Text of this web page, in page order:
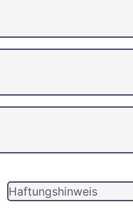
Haftungshinweis